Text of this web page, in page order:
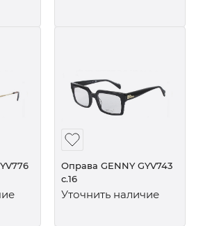
Оправа GENNY GYV743
c.16
Уточнить наличие